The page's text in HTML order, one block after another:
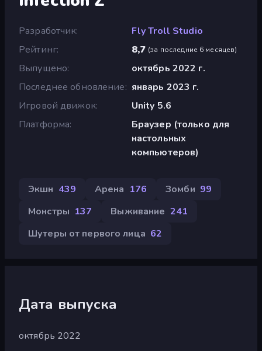
Разработчик
Fly Troll Studio
Рейтинг
8,7 (за последние 6 месяцев)
Выпущено
октябрь 2022 г.
Последнее обновление
январь 2023 г.
Игровой движок
Unity 5.6
Платформа
Браузер (только для
настольных
компьютеров)
Экшн 439 Арена 176 Зомби 99
Монстры 137 Выживание 241
Шутеры от первого лица 62
Дата выпуска
октябрь 2022